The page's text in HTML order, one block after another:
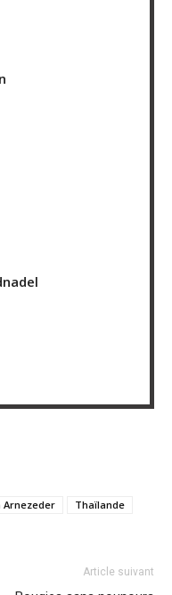
Arnezeder Thaïlande
Article suivant